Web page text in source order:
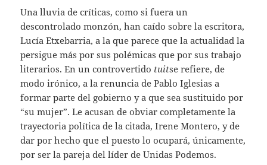
Una lluvia de críticas, como si fuera un
descontrolado monzón, han caído sobre la escritora,
Lucía Etxebarria, a la que parece que la actualidad la
persigue más por sus polémicas que por sus trabajo
literarios. En un controvertido tuitse refiere, de
modo irónico, a la renuncia de Pablo Iglesias a
formar parte del gobierno y a que sea sustituido por
“su mujer”. Le acusan de obviar completamente la
trayectoria política de la citada, Irene Montero, y de
dar por hecho que el puesto lo ocupará, únicamente,
por ser la pareja del líder de Unidas Podemos.